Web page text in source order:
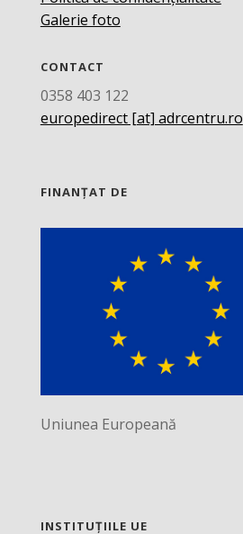
Galerie foto
CONTACT
0358 403 122
europedirect [at] adrcentru.ro
FINANȚAT DE
Uniunea Europeană
INSTITUȚIILE UE